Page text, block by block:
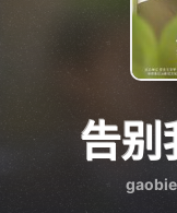
告别